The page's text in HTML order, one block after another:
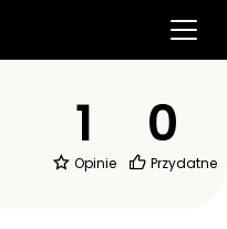
1
Opinie
0
Przydatne